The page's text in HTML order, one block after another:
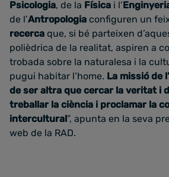
Psicologia, de la Física i l’
de l’Antropologia configuren un
recerca que, si bé parteixen
polièdrica de la realitat, aspiren a
trobada sobre la naturalesa i la
pugui habitar l’home. La missió de
de ser altra que cercar la veritat i
treballar la ciència i proclamar la
intercultural”, apunta en la seva
web de la RAD.